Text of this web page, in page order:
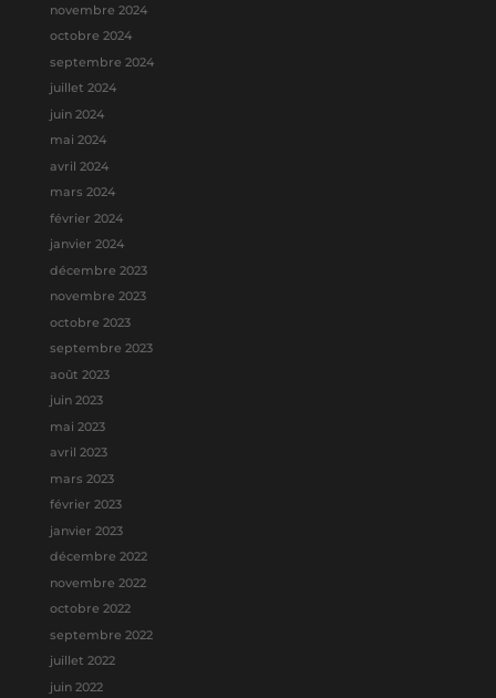
novembre 2024
octobre 2024
septembre 2024
juillet 2024
juin 2024
mai 2024
avril 2024
mars 2024
février 2024
janvier 2024
décembre 2023
novembre 2023
octobre 2023
septembre 2023
août 2023
juin 2023
mai 2023
avril 2023
mars 2023
février 2023
janvier 2023
décembre 2022
novembre 2022
octobre 2022
septembre 2022
juillet 2022
juin 2022